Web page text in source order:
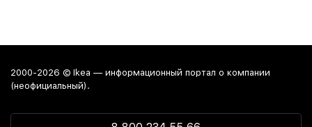
2000-2026 © Ikea — информационный портал о компании
(неофициальный).